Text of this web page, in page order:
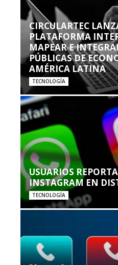
CIRCULARTEC
PLATAFORMA
MAPEAR E
PÚBLICAS DE
AMÉRICA LATINA
TECNOLOGÍA
USUARIOS
INSTAGRAM EN
TECNOLOGÍA